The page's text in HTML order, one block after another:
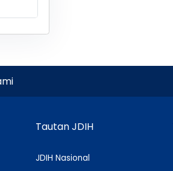
Tautan JDIH
JDIH Nasional